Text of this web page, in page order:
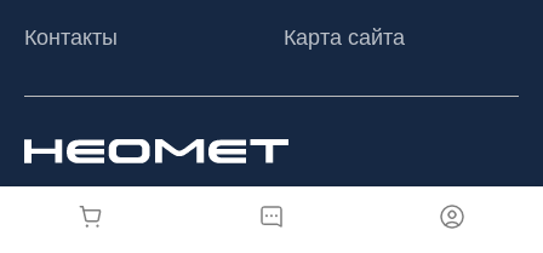
Контакты
Карта сайта
© 2026 ООО «Неомет», Все права защищены